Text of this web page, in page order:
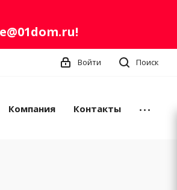
!
Поиск
Войти
Компания Контакты